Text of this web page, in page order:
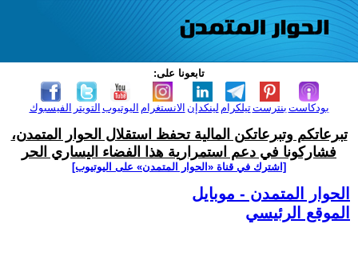
تابعونا على:
الفيسبوك التويتر اليوتيوب الانستغرام لينكدإن تيلكرامبنترست بودكاست
تبرعاتكم وتبرعاتكن المالية تحفظ استقلال الحوار المتمدن،
فشاركونا في دعم استمرارية هذا الفضاء اليساري الحر
[اشترك في قناة ‫«الحوار المتمدن» على اليوتيوب]
الحوار المتمدن - موبايل
الموقع الرئيسي